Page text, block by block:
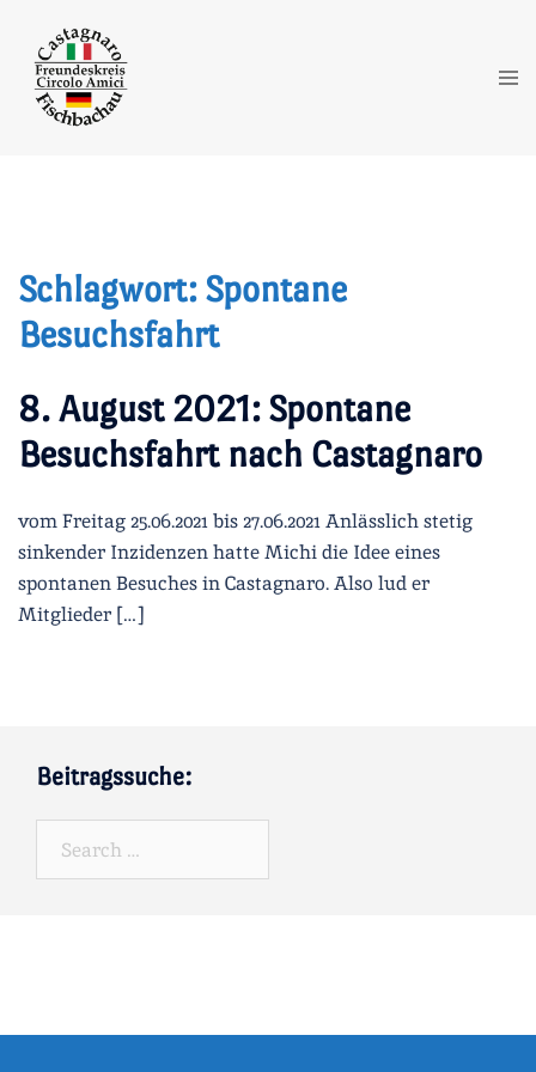
Inhalt
springen
Schlagwort: Spontane
Besuchsfahrt
8. August 2021: Spontane
Besuchsfahrt nach Castagnaro
vom Freitag 25.06.2021 bis 27.06.2021 Anlässlich stetig
sinkender Inzidenzen hatte Michi die Idee eines
spontanen Besuches in Castagnaro. Also lud er
Mitglieder […]
Beitragssuche: